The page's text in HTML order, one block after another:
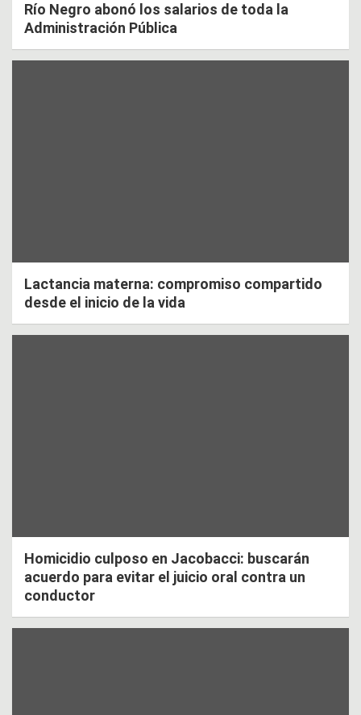
Río Negro abonó los salarios de toda la
Administración Pública
Lactancia materna: compromiso compartido
desde el inicio de la vida
Homicidio culposo en Jacobacci: buscarán
acuerdo para evitar el juicio oral contra un
conductor